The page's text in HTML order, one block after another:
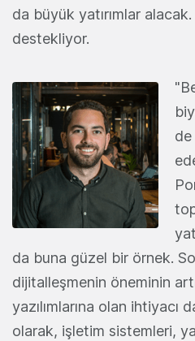
da büyük yatırımlar
destekliyor.
da buna güzel bir örnek.
dijitalleşmenin öneminin
yazılımlarına olan ihtiyacı
olarak, işletim sistemleri,